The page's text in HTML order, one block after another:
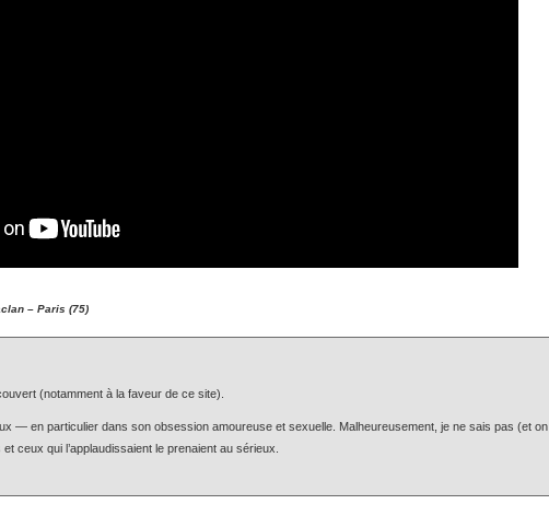
– Paris (75)
(notamment à la faveur de ce site).
— en particulier dans son obsession amoureuse et sexuelle. Malheureusement, je ne sais pas (et on
ceux qui l’applaudissaient le prenaient au sérieux.